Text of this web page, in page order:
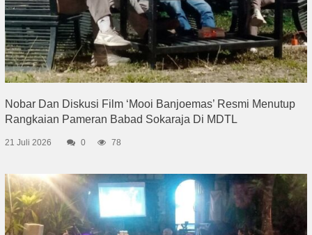
Nobar Dan Diskusi Film ‘Mooi Banjoemas’ Resmi Menutup
Rangkaian Pameran Babad Sokaraja Di MDTL
21 Juli 2026 0 78